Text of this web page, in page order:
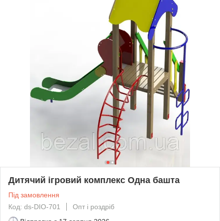
Дитячий ігровий комплекс Одна башта
Під замовлення
Код: ds-DIO-701
Опт і роздріб